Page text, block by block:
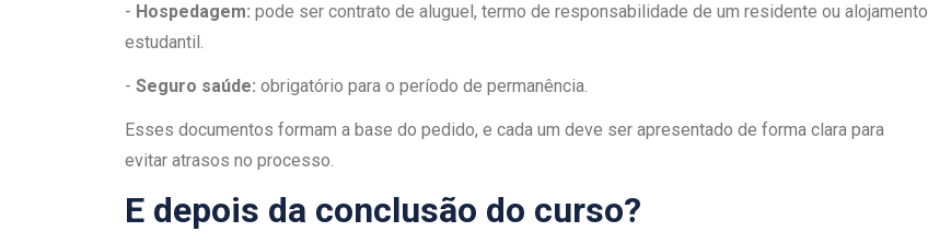
- Hospedagem: pode ser contrato de aluguel, termo de responsabilidade de um residente ou alojamento
estudantil.
- Seguro saúde: obrigatório para o período de permanência.
Esses documentos formam a base do pedido, e cada um deve ser apresentado de forma clara para
evitar atrasos no processo.
E depois da conclusão do curso?